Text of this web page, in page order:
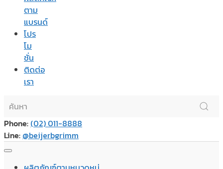
ตาม
แบรนด์
โปร
โม
ชั่น
ติดต่อ
เรา
Phone: (02) 011-8888
Line: @beijerbgrimm